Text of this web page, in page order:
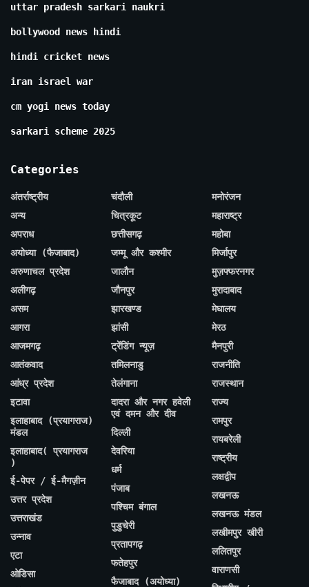
uttar pradesh sarkari naukri
bollywood news hindi
hindi cricket news
iran israel war
cm yogi news today
sarkari scheme 2025
Categories
अंतर्राष्ट्रीय
अन्य
अपराध
अयोध्या (फैजाबाद)
अरुणाचल प्रदेश
अलीगढ़
असम
आगरा
आजमगढ़
आतंकवाद
आंध्र प्रदेश
इटावा
इलाहाबाद (प्रयागराज)
मंडल
इलाहाबाद( प्रयागराज
)
ई-पेपर / ई-मैगज़ीन
उत्तर प्रदेश
उत्तराखंड
उन्नाव
एटा
ओडिसा
चंदौली
चित्रकूट
छत्तीसगढ़
जम्मू और कश्मीर
जालौन
जौनपुर
झारखण्ड
झांसी
ट्रेंडिंग न्यूज़
तमिलनाडु
तेलंगाना
दादरा और नगर हवेली
एवं दमन और दीव
दिल्ली
देवरिया
धर्म
पंजाब
पश्चिम बंगाल
पुडुचेरी
प्रतापगढ़
फतेहपुर
फैजाबाद (अयोध्या)
मनोरंजन
महाराष्ट्र
महोबा
मिर्जापुर
मुज़फ्फरनगर
मुरादाबाद
मेघालय
मेरठ
मैनपुरी
राजनीति
राजस्थान
राज्य
रामपुर
रायबरेली
राष्ट्रीय
लक्षद्वीप
लखनऊ
लखनऊ मंडल
लखीमपुर खीरी
ललितपुर
वाराणसी